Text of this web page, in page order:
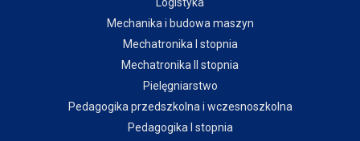
Mechanika i budowa maszyn
Mechatronika I stopnia
Mechatronika II stopnia
Pielęgniarstwo
Pedagogika przedszkolna i wczesnoszkolna
Pedagogika I stopnia